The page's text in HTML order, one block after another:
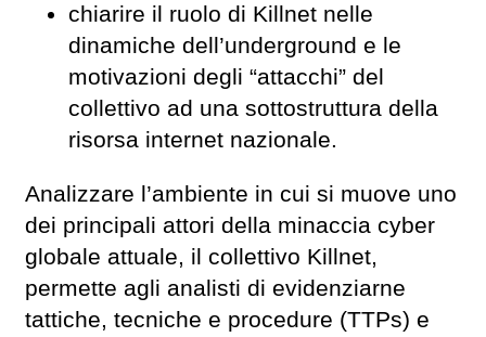
chiarire il ruolo di Killnet nelle
dinamiche dell’underground e le
motivazioni degli “attacchi” del
collettivo ad una sottostruttura della
risorsa internet nazionale.
Analizzare l’ambiente in cui si muove uno
dei principali attori della minaccia cyber
globale attuale, il collettivo Killnet,
permette agli analisti di evidenziarne
tattiche, tecniche e procedure (TTPs) e